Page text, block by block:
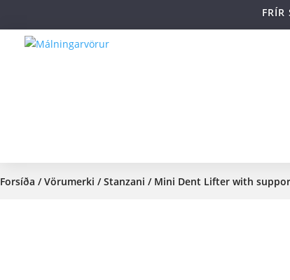
FRÍR
Forsíða /Vörumerki /Stanzani / Mini Dent Lifter with